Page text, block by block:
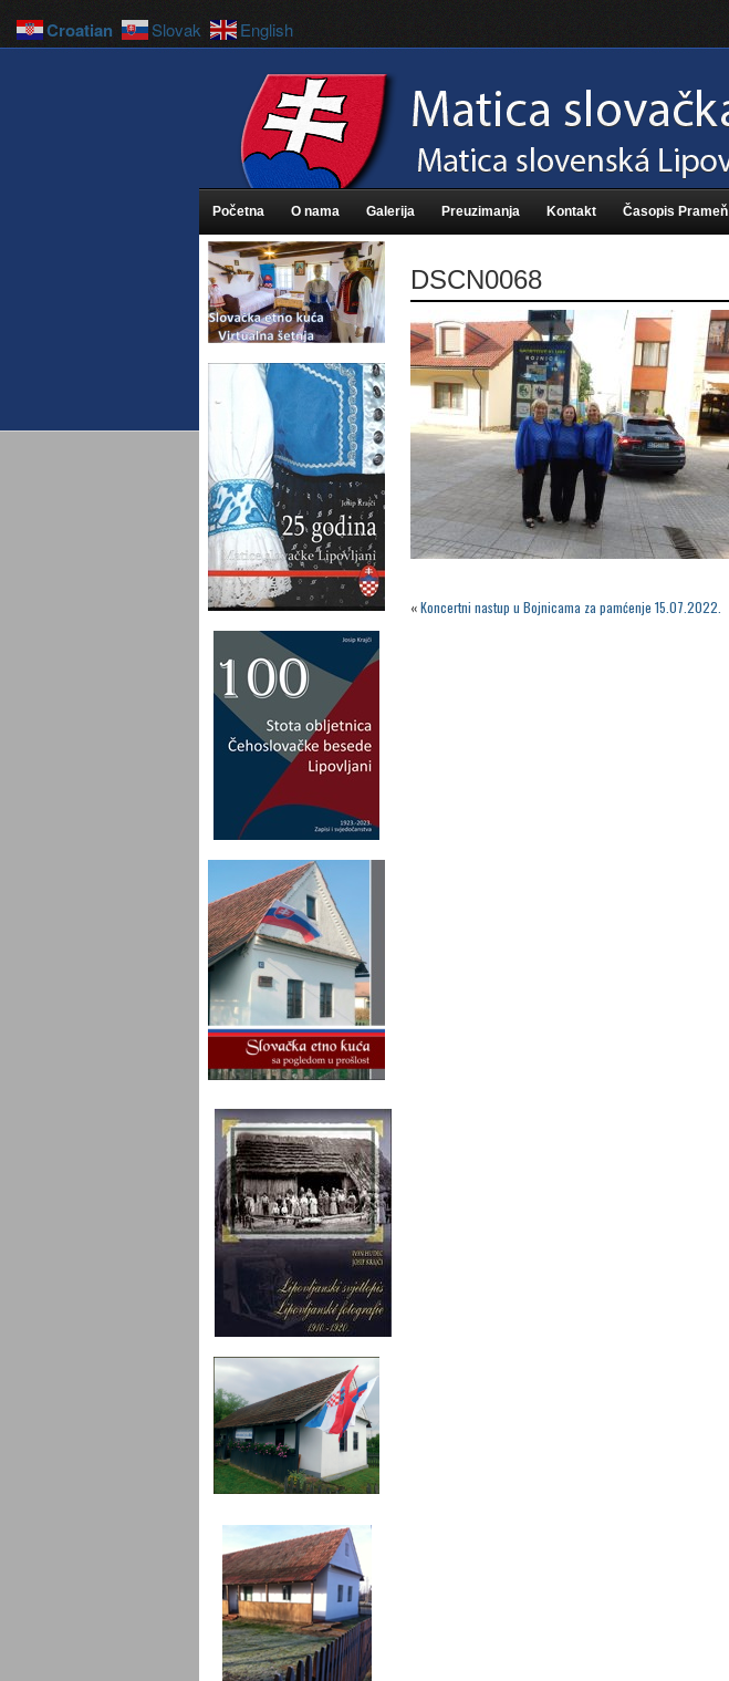
Početna O nama Galerija Preuzimanja Kontakt Časopis Prameň
DSCN0068
«Koncertni nastup u Bojnicama za pamćenje 15.07.2022.
Croatian Slovak English